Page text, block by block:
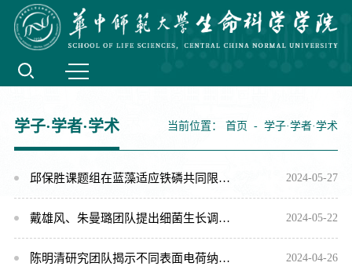
学子·学者·学术 当前位置： 首页 - 学子·学者·学术
邱保胜课题组在蓝藻适应铁磷共同限制机理研究方面取得重要进展 2024-05-27
戴雄风、朱曼璐团队提出细菌生长调控的权衡理论体系 2024-05-22
陈明清研究团队揭示不同表面电荷纳米塑料对小鼠血糖及雄性生殖系统的影响 2024-04-26